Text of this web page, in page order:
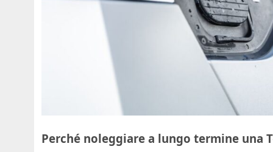
Perché noleggiare a lungo termine una